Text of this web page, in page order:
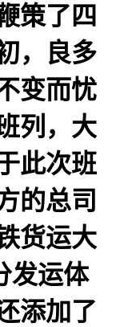
策了四
，良多
变而忧
列，大
此次班
的总司
货运大
发运体
添加了